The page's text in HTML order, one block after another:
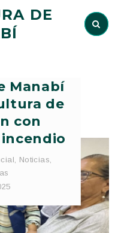
DE
Manabí
de
con
, Noticias,